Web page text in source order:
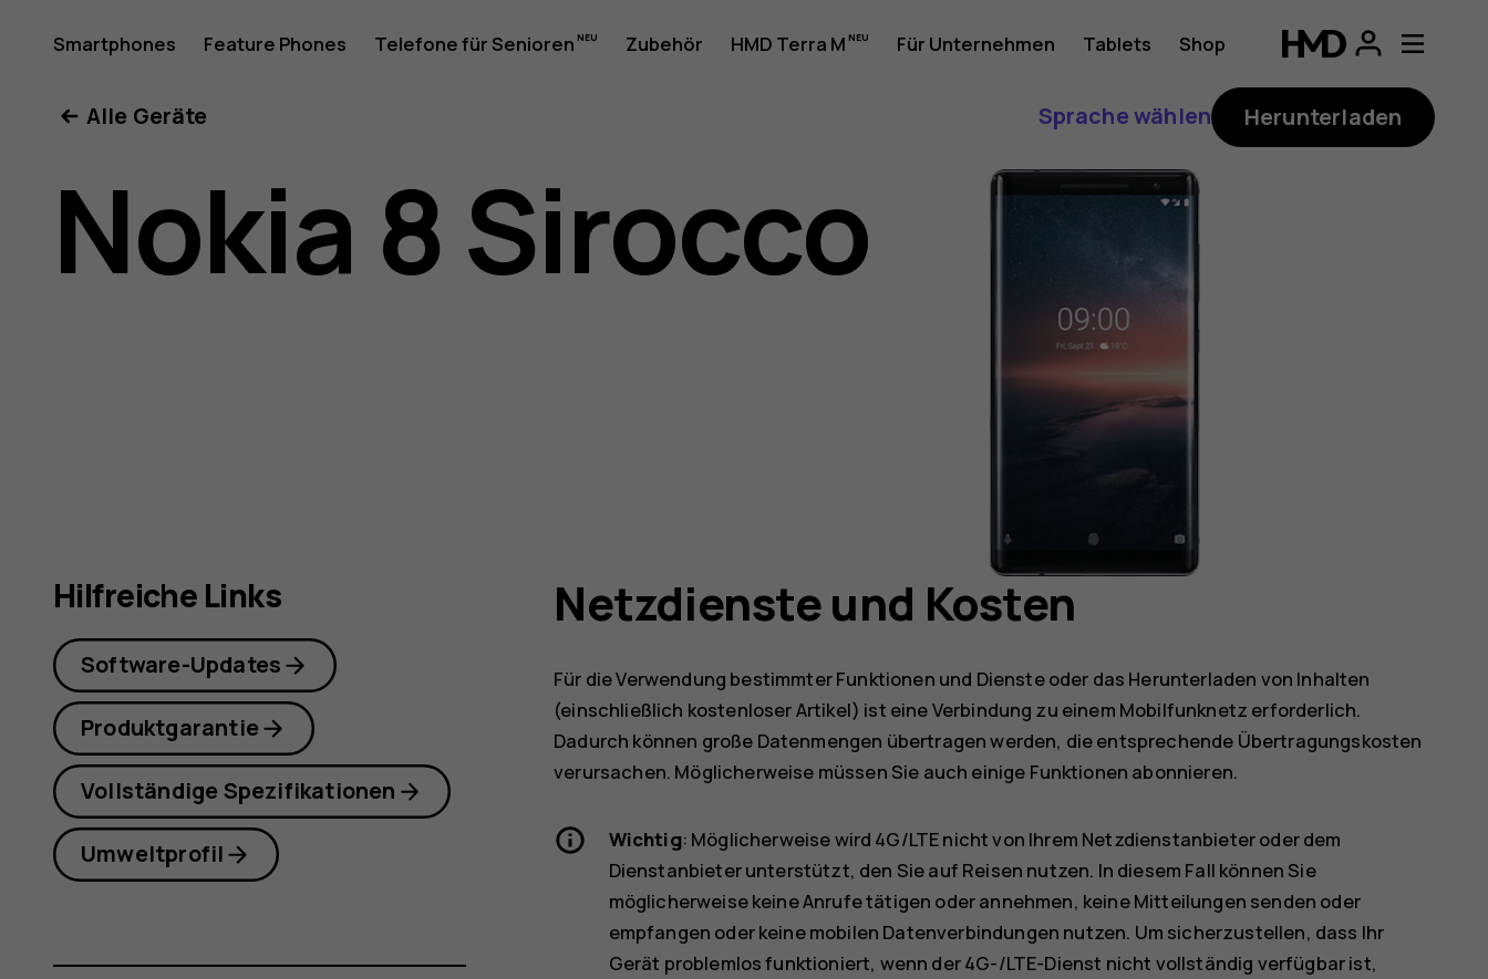
Nokia
8
Sirocco
Bedienungsanleitung
Smartphones Feature Phones Telefone für Senioren Zubehör HMD Terra M Für Unternehmen Tablets Shop
Alle Geräte Sprache wählen Herunterladen
Nokia 8 Sirocco
Netzdienste und Kosten
Für die Verwendung bestimmter Funktionen und Dienste oder das Herunterladen von Inhalten
(einschließlich kostenloser Artikel) ist eine Verbindung zu einem Mobilfunknetz erforderlich.
Dadurch können große Datenmengen übertragen werden, die entsprechende Übertragungskosten
verursachen. Möglicherweise müssen Sie auch einige Funktionen abonnieren.
Wichtig: Möglicherweise wird 4G/LTE nicht von Ihrem Netzdienstanbieter oder dem
Dienstanbieter unterstützt, den Sie auf Reisen nutzen. In diesem Fall können Sie
möglicherweise keine Anrufe tätigen oder annehmen, keine Mitteilungen senden oder
empfangen oder keine mobilen Datenverbindungen nutzen. Um sicherzustellen, dass Ihr
Gerät problemlos funktioniert, wenn der 4G-/LTE-Dienst nicht vollständig verfügbar ist,
Hilfreiche Links
Software-Updates
Produktgarantie
Vollständige Spezifikationen
Umweltprofil